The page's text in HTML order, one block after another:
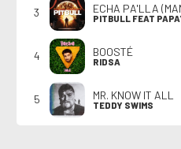
3 ECHA PA'LLA
PITBULL FEAT
4 BOOSTÉ
RIDSA
5 MR. KNOW IT ALL
TEDDY SWIMS